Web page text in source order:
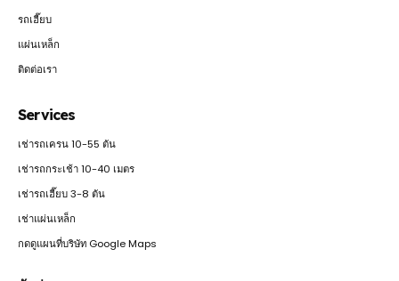
รถเฮี๊ยบ
แผ่นเหล็ก
ติดต่อเรา
Services
เช่ารถเครน 10-55 ตัน
เช่ารถกระเช้า 10-40 เมตร
เช่ารถเฮี๊ยบ 3-8 ตัน
เช่าแผ่นเหล็ก
กดดูแผนที่บริษัท Google Maps